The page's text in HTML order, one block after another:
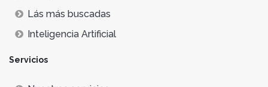
Lás más buscadas
Inteligencia Artificial
Servicios